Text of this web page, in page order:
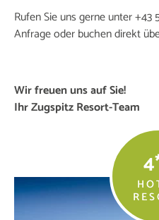
Rufen Sie uns gerne unter +43
Anfrage oder buchen direkt
Wir freuen uns auf Sie!
Ihr Zugspitz Resort-Team